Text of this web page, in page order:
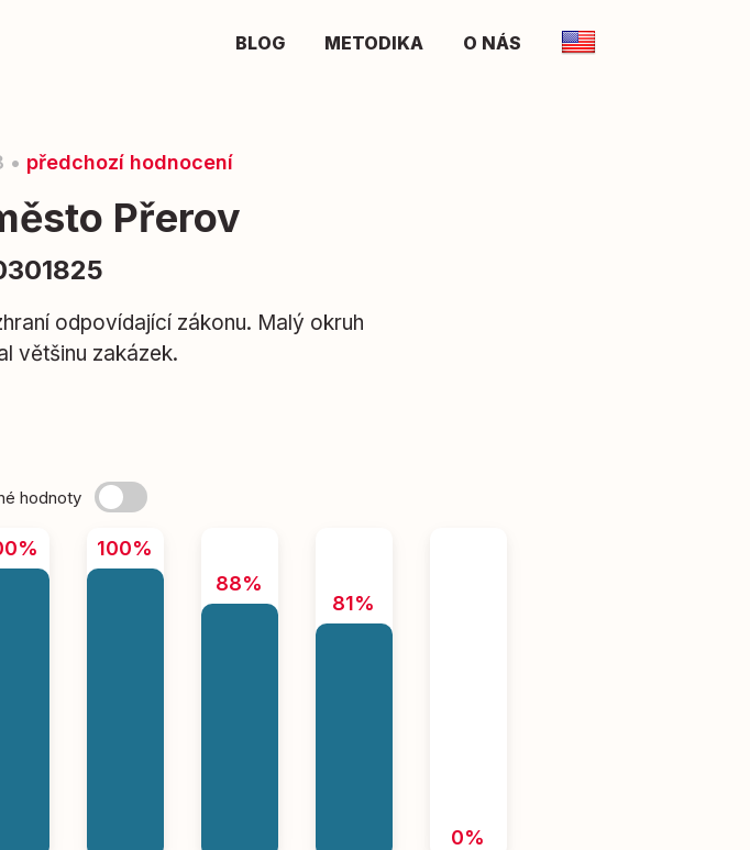
BLOG METODIKA O NÁS
• předchozí hodnocení
Přerov
odpovídající zákonu. Malý okruh
většinu zakázek.
hodnoty
100%
88%
81%
0%